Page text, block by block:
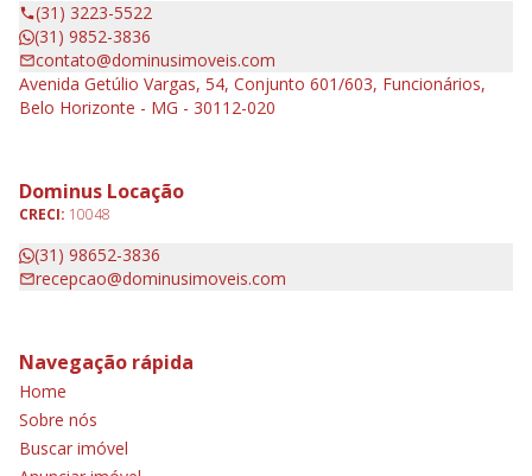
(31) 3223-5522
(31) 9852-3836
contato@dominusimoveis.com
Avenida Getúlio Vargas, 54, Conjunto 601/603, Funcionários,
Belo Horizonte - MG - 30112-020
Dominus Locação
CRECI: 10048
(31) 98652-3836
recepcao@dominusimoveis.com
Navegação rápida
Home
Sobre nós
Buscar imóvel